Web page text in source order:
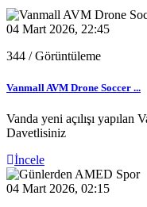
04 Mart 2026, 22:45
344 / Görüntüleme
Vanmall AVM Drone Soccer ...
Vanda yeni açılışı
Davetlisiniz
İncele
04 Mart 2026, 02:15